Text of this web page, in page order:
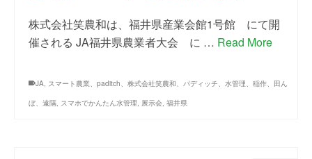
株式会社笑農和は、福井県産業会館1号館 にて開
催される JA福井県農業者大会 に … Read More
JA, スマート農業、paditch、株式会社笑農和、パディッチ、水管理、稲作、田ん
ぼ、遠隔, スマホでかんたん水管理, 展示会, 福井県